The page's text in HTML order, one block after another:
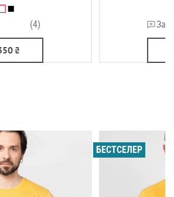
(4)
₴
БЕСТСЕЛЕР